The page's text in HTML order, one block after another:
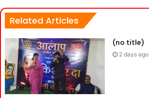
Related Articles
(no title)
2 days ago